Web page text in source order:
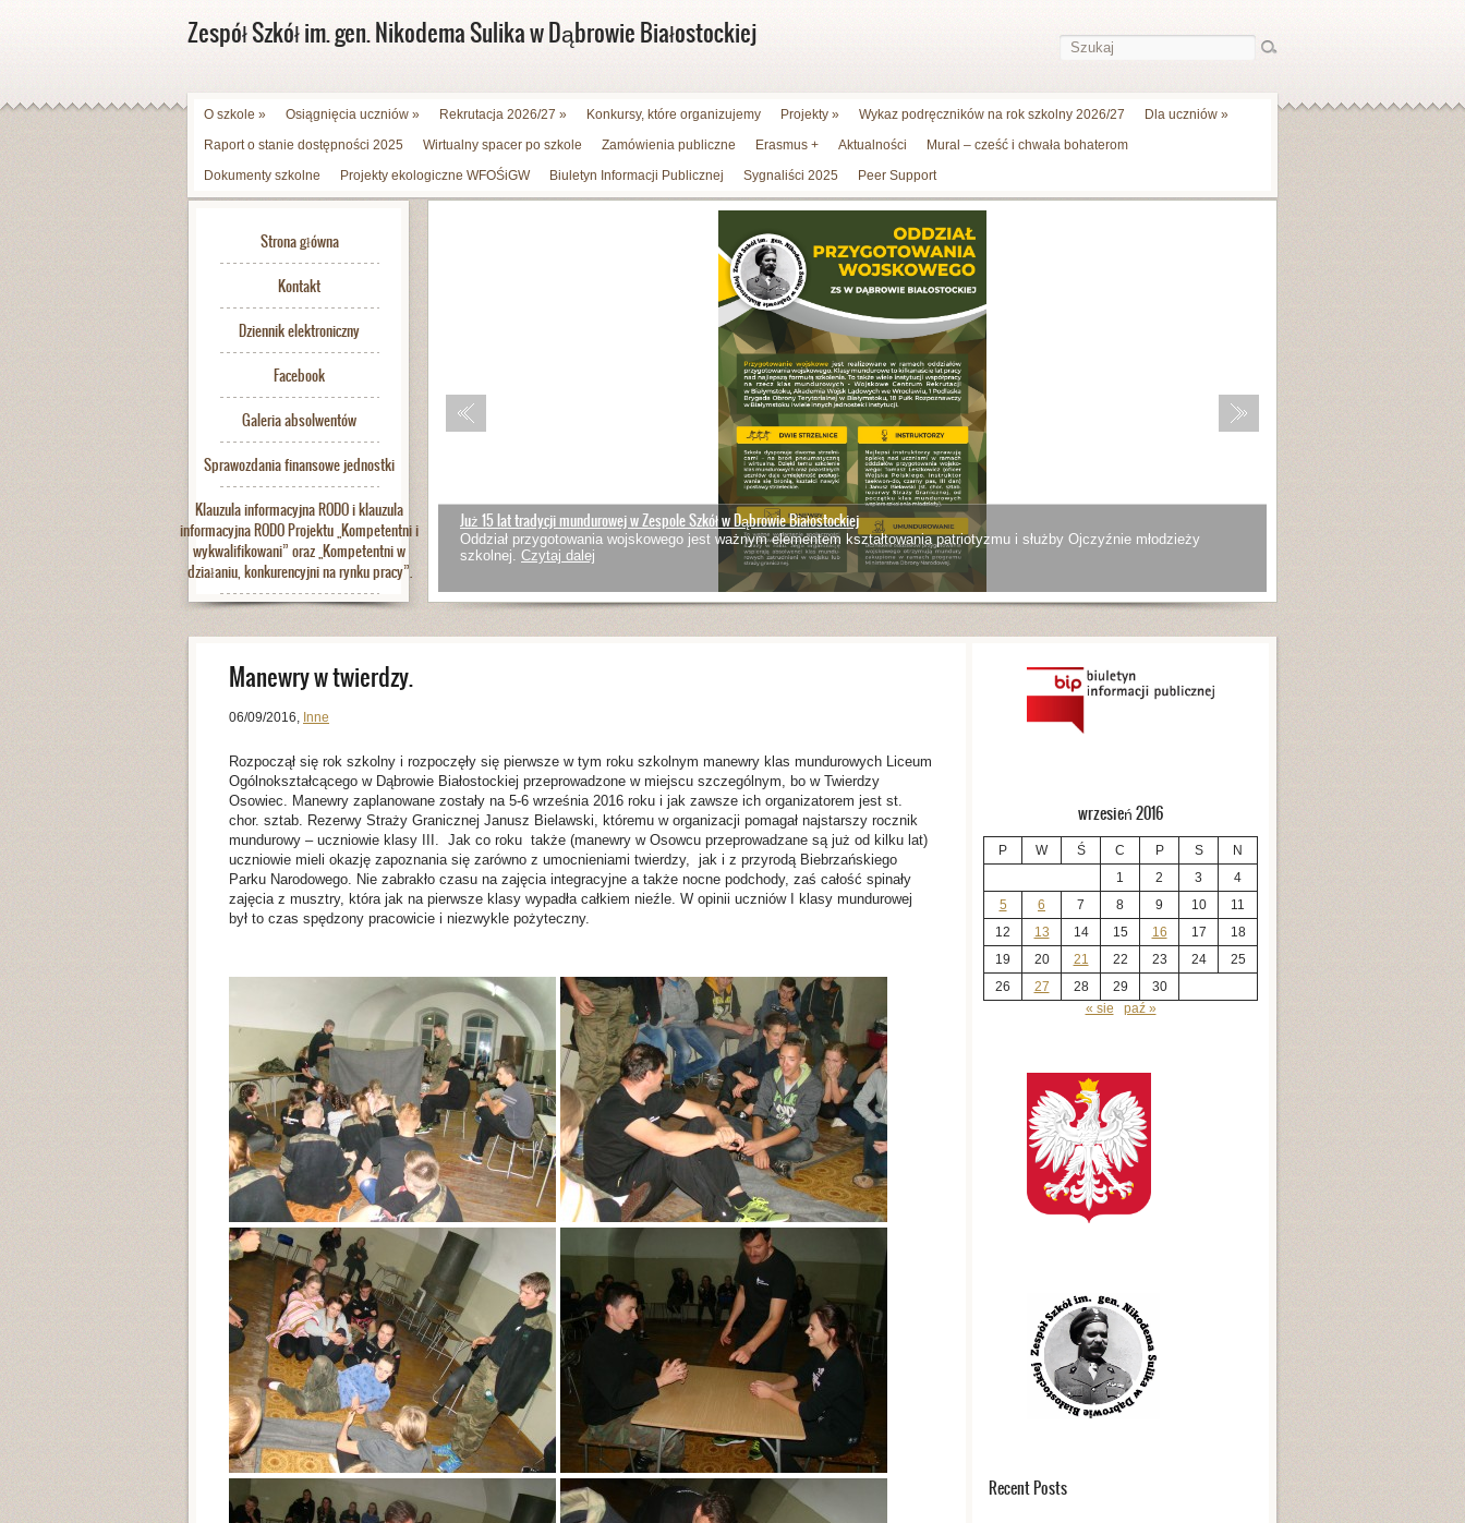
Zespół Szkół im. gen. Nikodema Sulika w Dąbrowie Białostockiej
O szkole » Osiągnięcia uczniów » Rekrutacja 2026/27 » Konkursy, które organizujemy Projekty » Wykaz podręczników na rok szkolny 2026/27 Dla uczniów »
Raport o stanie dostępności 2025
Wirtualny spacer po szkole Zamówienia publiczne Erasmus + Aktualności
Mural – cześć i chwała bohaterom
Dokumenty szkolne
Projekty ekologiczne WFOŚiGW Biuletyn Informacji Publicznej Sygnaliści 2025 Peer Support
Strona główna
Kontakt
Dziennik elektroniczny
Facebook
Galeria absolwentów
Sprawozdania finansowe jednostki
Klauzula informacyjna RODO i klauzula
informacyjna RODO Projektu „Kompetentni i
wykwalifikowani” oraz „Kompetentni w
działaniu, konkurencyjni na rynku pracy”.
Już 15 lat tradycji mundurowej w Zespole Szkół w Dąbrowie Białostockiej
Oddział przygotowania wojskowego jest ważnym elementem kształtowania patriotyzmu i służby Ojczyźnie młodzieży
szkolnej. Czytaj dalej
wrzesień 2016
P W Ś C P S
N
1
2 3
4
5
6 7 8 9 10
11
12
13 14 15 16 17
18
19
20 21 22 23 24
25
26
27 28 29
30
« sie
paź »
Recent Posts
Manewry w twierdzy.
06/09/2016, Inne
Rozpoczął się rok szkolny i rozpoczęły się pierwsze w tym roku szkolnym manewry klas mundurowych Liceum
Ogólnokształcącego w Dąbrowie Białostockiej przeprowadzone w miejscu szczególnym, bo w Twierdzy
Osowiec. Manewry zaplanowane zostały na 5-6 września 2016 roku i jak zawsze ich organizatorem jest st.
chor. sztab. Rezerwy Straży Granicznej Janusz Bielawski, któremu w organizacji pomagał najstarszy rocznik
mundurowy – uczniowie klasy III. Jak co roku także (manewry w Osowcu przeprowadzane są już od kilku lat)
uczniowie mieli okazję zapoznania się zarówno z umocnieniami twierdzy, jak i z przyrodą Biebrzańskiego
Parku Narodowego. Nie zabrakło czasu na zajęcia integracyjne a także nocne podchody, zaś całość spinały
zajęcia z musztry, która jak na pierwsze klasy wypadła całkiem nieźle. W opinii uczniów I klasy mundurowej
był to czas spędzony pracowicie i niezwykle pożyteczny.